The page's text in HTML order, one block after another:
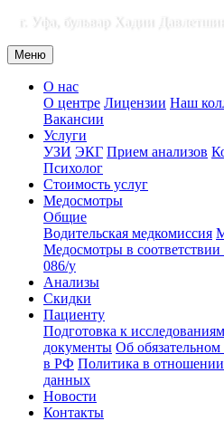
г. Уфа, бульвар Хадии
Меню
О нас
О центре Лицензии Наш
Вакансии
Услуги
УЗИ ЭКГ Прием анализов
Психолог
Стоимость услуг
Медосмотры
Общие
Водительская медкомиссия
Медосмотры в
086/у
Анализы
Скидки
Пациенту
Подготовка к исследованиям
документы Об
в РФ Политика в
данных
Новости
Контакты